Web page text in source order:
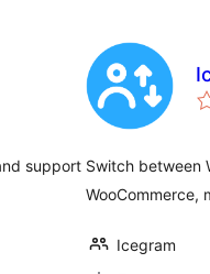
support Switch between
WooCommerce,
Icegram